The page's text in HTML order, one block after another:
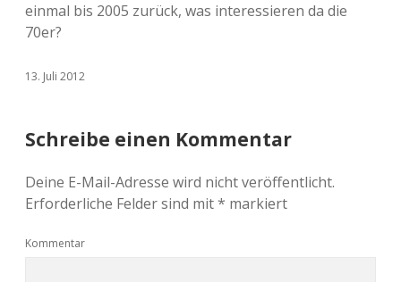
einmal bis 2005 zurück, was interessieren da die
70er?
13. Juli 2012
Schreibe einen Kommentar
Deine E-Mail-Adresse wird nicht veröffentlicht.
Erforderliche Felder sind mit* markiert
Kommentar